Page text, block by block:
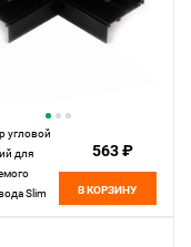
угловой
для
Slim
563 ₽
В КОРЗИНУ